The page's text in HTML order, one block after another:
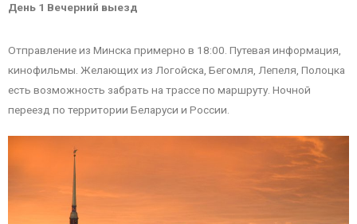
День 1 Вечерний выезд
Отправление из Минска примерно в 18:00. Путевая информация,
кинофильмы. Желающих из Логойска, Бегомля, Лепеля, Полоцка
есть возможность забрать на трассе по маршруту. Ночной
переезд по территории Беларуси и России.